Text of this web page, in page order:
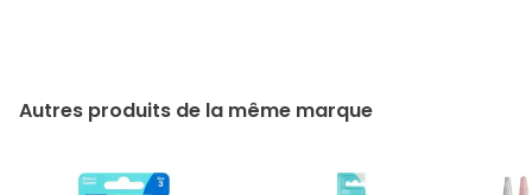
Autres produits de la même marque